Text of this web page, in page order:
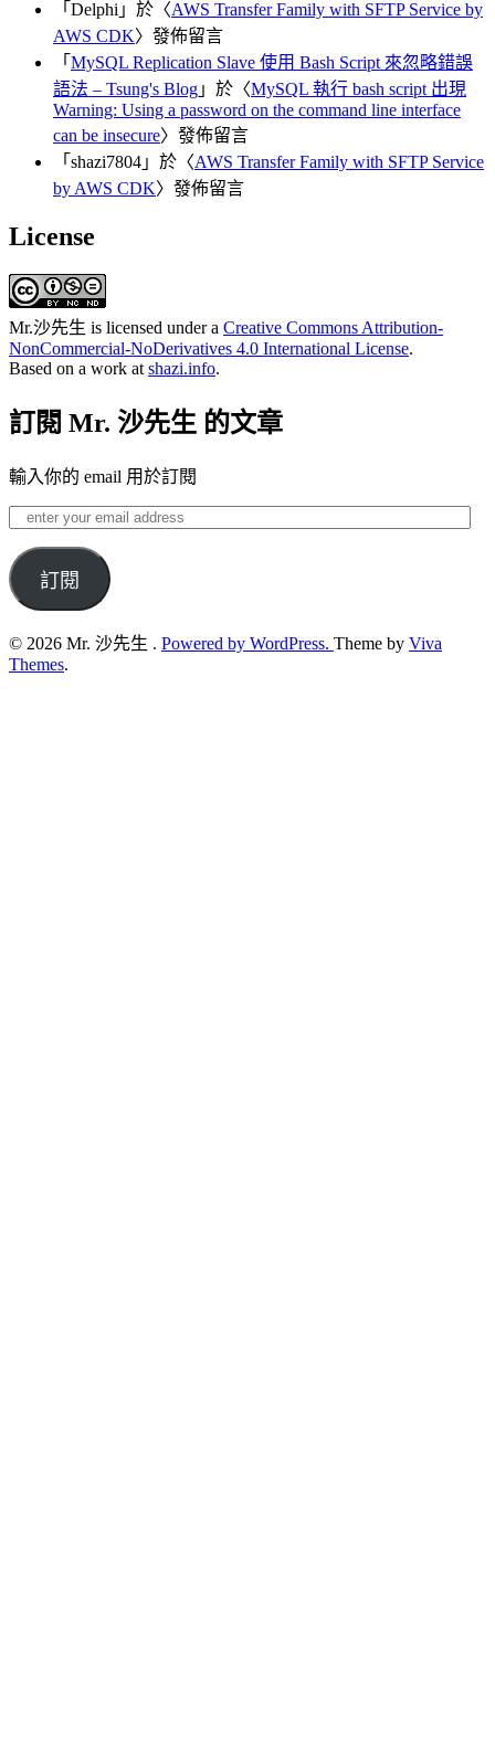
「 Delphi 」於〈AWS Transfer Family with SFTP Service by
AWS CDK〉發佈留言
「 MySQL Replication Slave 使用 Bash Script 來忽略錯誤
語法 – Tsung's Blog 」於〈MySQL 執行 bash script 出現
Warning: Using a password on the command line interface
can be insecure〉發佈留言
「 shazi7804 」於〈AWS Transfer Family with SFTP Service
by AWS CDK〉發佈留言
License
Mr.沙先生 is licensed under a Creative Commons Attribution-
NonCommercial-NoDerivatives 4.0 International License.
Based on a work at shazi.info.
訂閱 Mr. 沙先生 的文章
輸入你的 email 用於訂閱
enter
your
email
address訂閱
© 2026 Mr. 沙先生 . Powered by WordPress. Theme by Viva
Themes.